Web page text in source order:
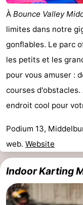
Nieuwvliet
-
Sluis
Cadzand
-
Het
Zwin
Contact
À Bounce Valley
limites dans notre
gonflables. Le parc
les petits et les
pour vous amuser :
courses d'obstacles.
endroit cool pour
Podium 13,
web. Website
Indoor Karting